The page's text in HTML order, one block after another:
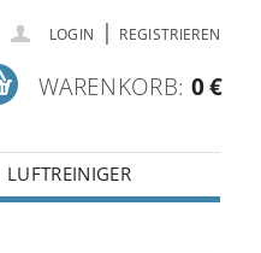
LOGIN | REGISTRIEREN
WARENKORB: 0 €
LUFTREINIGER